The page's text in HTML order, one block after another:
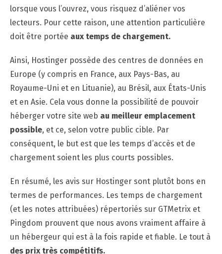
lorsque vous l’ouvrez, vous risquez d’aliéner vos
lecteurs. Pour cette raison, une attention particulière
doit être portée aux temps de chargement.
Ainsi, Hostinger possède des centres de données en
Europe (y compris en France, aux Pays-Bas, au
Royaume-Uni et en Lituanie), au Brésil, aux États-Unis
et en Asie. Cela vous donne la possibilité de pouvoir
héberger votre site web au meilleur emplacement
possible, et ce, selon votre public cible. Par
conséquent, le but est que les temps d’accès et de
chargement soient les plus courts possibles.
En résumé, les avis sur Hostinger sont plutôt bons en
termes de performances. Les temps de chargement
(et les notes attribuées) répertoriés sur GTMetrix et
Pingdom prouvent que nous avons vraiment affaire à
un hébergeur qui est à la fois rapide et fiable. Le tout à
des prix très compétitifs.